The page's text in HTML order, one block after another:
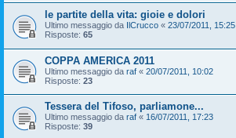
le partite della vita: gioie e dolori
Ultimo messaggio da IlCrucco « 23/07/2011, 15:25
Risposte: 65
COPPA AMERICA 2011
Ultimo messaggio da raf « 20/07/2011, 10:02
Risposte: 23
Tessera del Tifoso, parliamone...
Ultimo messaggio da raf « 16/07/2011, 17:23
Risposte: 39